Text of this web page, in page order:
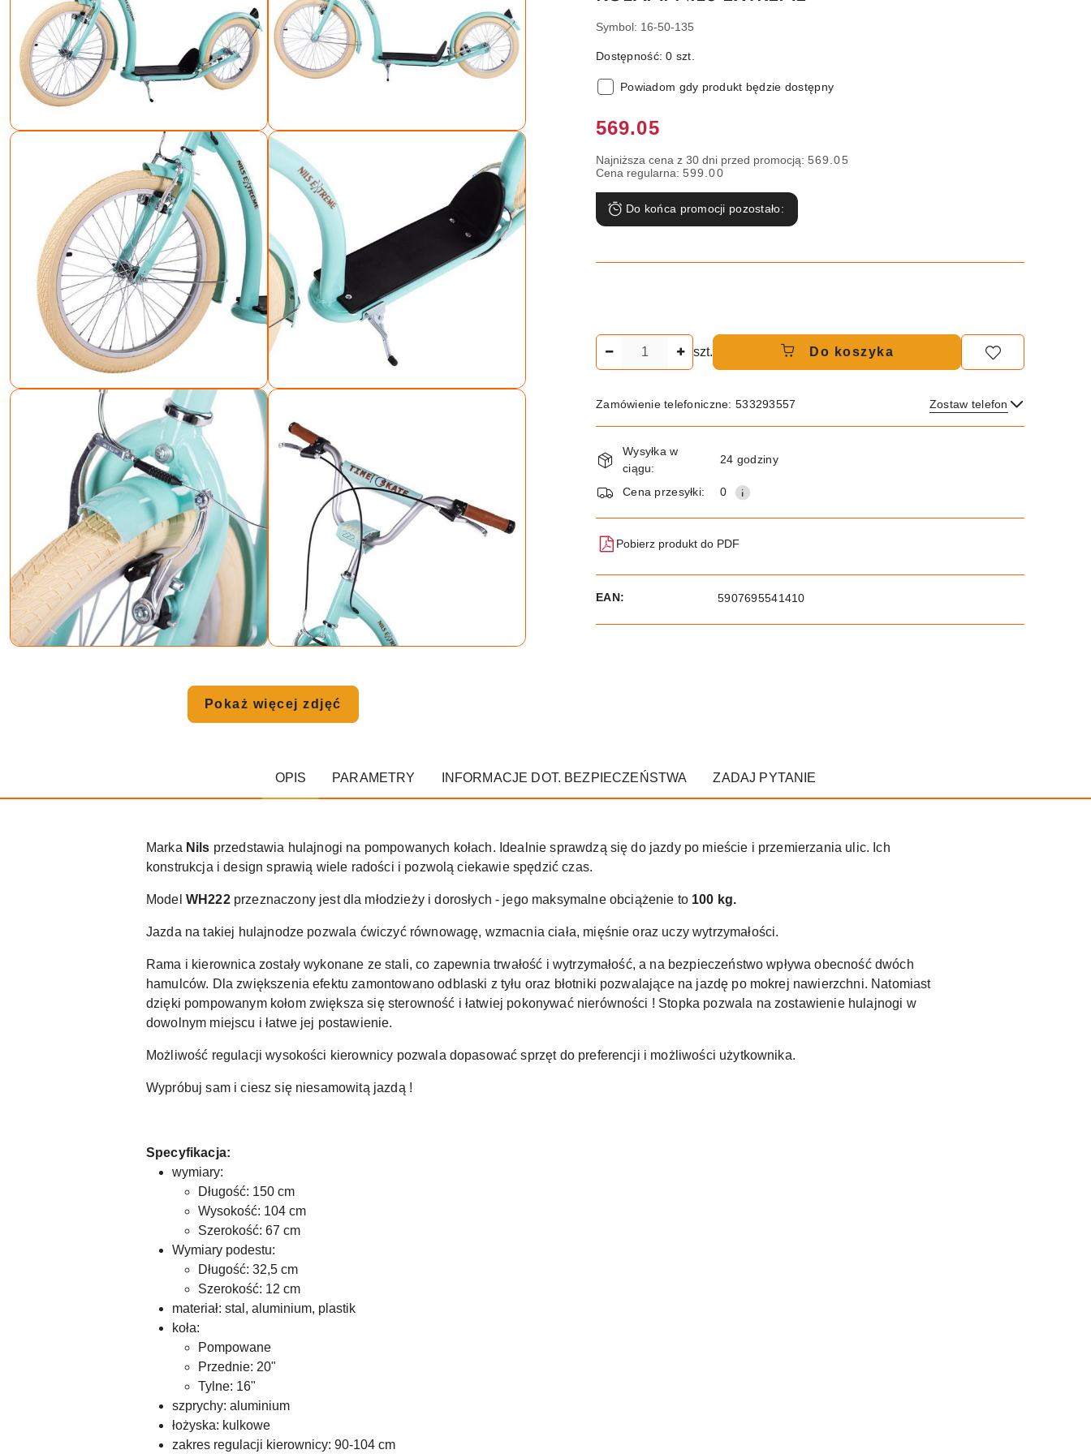
Pokaż więcej zdjęć
Symbol: 16-50-135
Dostępność:0 szt.
Powiadom gdy produkt będzie dostępny
Cena:
569.05
Najniższa cena z 30 dni przed promocją: 569.05
Cena regularna: 599.00
Do końca promocji pozostało:
szt. Do koszyka
Zamówienie telefoniczne: 533293557 Zostaw telefon
Wyślij
Dostępność
i
dostawa
Wysyłka w
ciągu:
24 godziny
Cena przesyłki: 0
Pobierz produkt do PDF
EAN: 5907695541410
OPIS PARAMETRY INFORMACJE DOT. BEZPIECZEŃSTWA ZADAJ PYTANIE
Marka Nils przedstawia hulajnogi na pompowanych kołach. Idealnie sprawdzą się do jazdy po mieście i przemierzania ulic. Ich
konstrukcja i design sprawią wiele radości i pozwolą ciekawie spędzić czas.
Model WH222przeznaczony jest dla młodzieży i dorosłych - jego maksymalne obciążenie to 100 kg.
Jazda na takiej hulajnodze pozwala ćwiczyć równowagę, wzmacnia ciała, mięśnie oraz uczy wytrzymałości.
Rama i kierownica zostały wykonane ze stali, co zapewnia trwałość i wytrzymałość, a na bezpieczeństwo wpływa obecność dwóch
hamulców. Dla zwiększenia efektu zamontowano odblaski z tyłu oraz błotniki pozwalające na jazdę po mokrej nawierzchni. Natomiast
dzięki pompowanym kołom zwiększa się sterowność i łatwiej pokonywać nierówności ! Stopka pozwala na zostawienie hulajnogi w
dowolnym miejscu i łatwe jej postawienie.
Możliwość regulacji wysokości kierownicy pozwala dopasować sprzęt do preferencji i możliwości użytkownika.
Wypróbuj sam i ciesz się niesamowitą jazdą !
Specyfikacja:
wymiary:
Długość: 150 cm
Wysokość: 104 cm
Szerokość: 67 cm
Wymiary podestu:
Długość: 32,5 cm
Szerokość: 12 cm
materiał: stal, aluminium, plastik
koła:
Pompowane
Przednie: 20"
Tylne: 16"
szprychy: aluminium
łożyska: kulkowe
zakres regulacji kierownicy: 90-104 cm